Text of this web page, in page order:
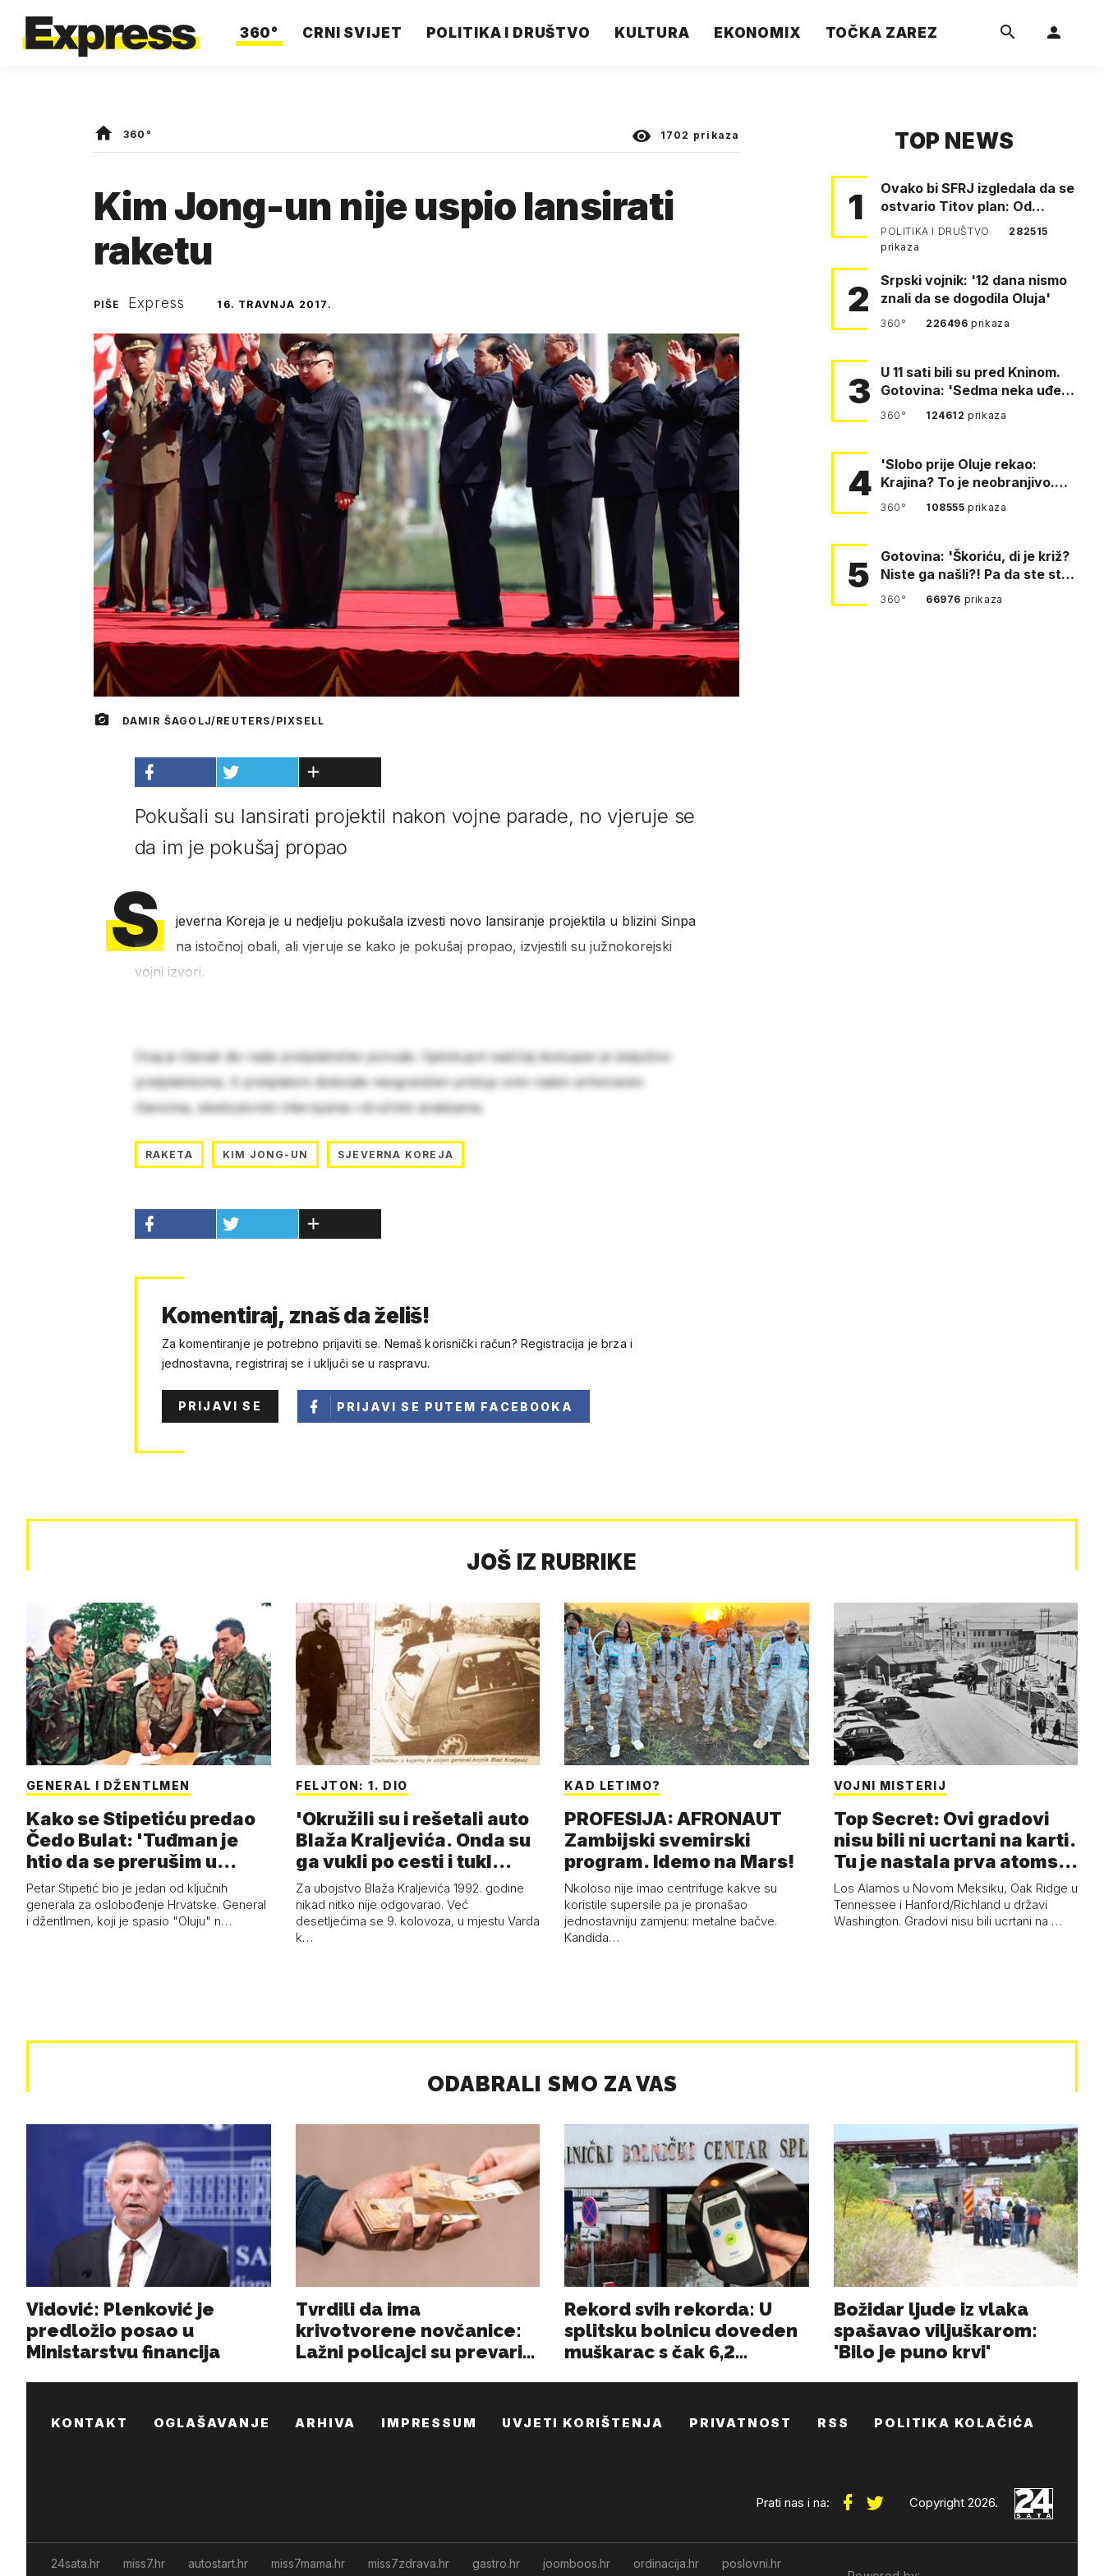
360° CRNI SVIJET POLITIKA I DRUŠTVO KULTURA EKONOMIX TOČKA ZAREZ
360° 1702 prikaza
Kim Jong-un nije uspio lansirati
raketu
PIŠE Express 16. TRAVNJA 2017.
DAMIR ŠAGOLJ/REUTERS/PIXSELL
Pokušali su lansirati projektil nakon vojne parade, no vjeruje se
da im je pokušaj propao
S
jeverna Koreja je u nedjelju pokušala izvesti novo lansiranje projektila u blizini Sinpa
na istočnoj obali, ali vjeruje se kako je pokušaj propao, izvjestili su južnokorejski
vojni izvori.
Ovaj je članak dio naše pretplatničke ponude. Cjelokupni sadržaj dostupan je isključivo
pretplatnicima. S pretplatom dobivate neograničen pristup svim našim arhiviranim
člancima, ekskluzivnim intervjuima i stručnim analizama.
RAKETA KIM JONG-UN SJEVERNA KOREJA
Komentiraj, znaš da želiš!
Za komentiranje je potrebno prijaviti se. Nemaš korisnički račun? Registracija je brza i
jednostavna, registriraj se i uključi se u raspravu.
PRIJAVI SE PRIJAVI SE PUTEM FACEBOOKA
TOP NEWS
1
Ovako bi SFRJ izgledala da se
ostvario Titov plan: Od
Klagenfurta do Istanbula!
POLITIKA I DRUŠTVO
282515
prikaza
2
Srpski vojnik: '12 dana nismo
znali da se dogodila Oluja'
360° 226496prikaza
3
U 11 sati bili su pred Kninom.
Gotovina: 'Sedma neka uđe,
4. gardijska neka g…
360° 124612prikaza
4
'Slobo prije Oluje rekao:
Krajina? To je neobranjivo.
Tuđmana zvao Krivousti'
360° 108555prikaza
5
Gotovina: 'Škoriću, di je križ?
Niste ga našli?! Pa da ste stali
i pitali fratr…
360° 66976 prikaza
JOŠ IZ RUBRIKE
GENERAL I DŽENTLMEN
Kako se Stipetiću predao
Čedo Bulat: 'Tuđman je
htio da se prerušim u
ženu'
Petar Stipetić bio je jedan od ključnih
generala za oslobođenje Hrvatske. General
i džentlmen, koji je spasio "Oluju" n…
FELJTON: 1. DIO
'Okružili su i rešetali auto
Blaža Kraljevića. Onda su
ga vukli po cesti i tukl…
Za ubojstvo Blaža Kraljevića 1992. godine
nikad nitko nije odgovarao. Već
desetljećima se 9. kolovoza, u mjestu Varda
k…
KAD LETIMO?
PROFESIJA: AFRONAUT
Zambijski svemirski
program. Idemo na Mars!
Nkoloso nije imao centrifuge kakve su
koristile supersile pa je pronašao
jednostavniju zamjenu: metalne bačve.
Kandida…
VOJNI MISTERIJ
Top Secret: Ovi gradovi
nisu bili ni ucrtani na karti.
Tu je nastala prva atoms…
Los Alamos u Novom Meksiku, Oak Ridge u
Tennessee i Hanford/Richland u državi
Washington. Gradovi nisu bili ucrtani na …
KONTAKT OGLAŠAVANJE ARHIVA IMPRESSUM UVJETI KORIŠTENJA PRIVATNOST RSS POLITIKA KOLAČIĆA
Prati nas i na: Copyright 2026.
24sata.hr miss7.hr autostart.hr miss7mama.hr miss7zdrava.hr gastro.hr joomboos.hr ordinacija.hr
poslovni.hr